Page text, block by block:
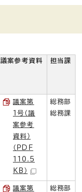
議案参考資料 担当課
議案第
1号（議
案参考
資料）
（PDF
110.5
KB）
総務部
総務課
議案第
総務部